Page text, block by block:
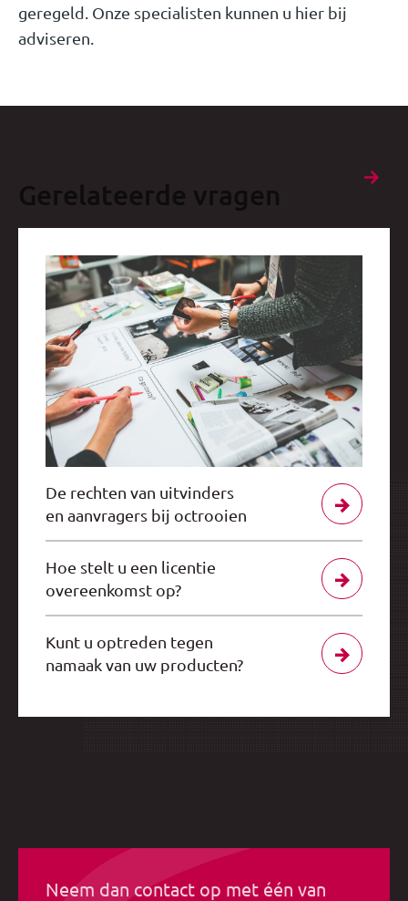
geregeld. Onze specialisten kunnen u hier bij
adviseren.
Gerelateerde vragen
De rechten van uitvinders
en aanvragers bij octrooien
Hoe stelt u een licentie
overeenkomst op?
Kunt u optreden tegen
namaak van uw producten?
Neem dan contact op met één van